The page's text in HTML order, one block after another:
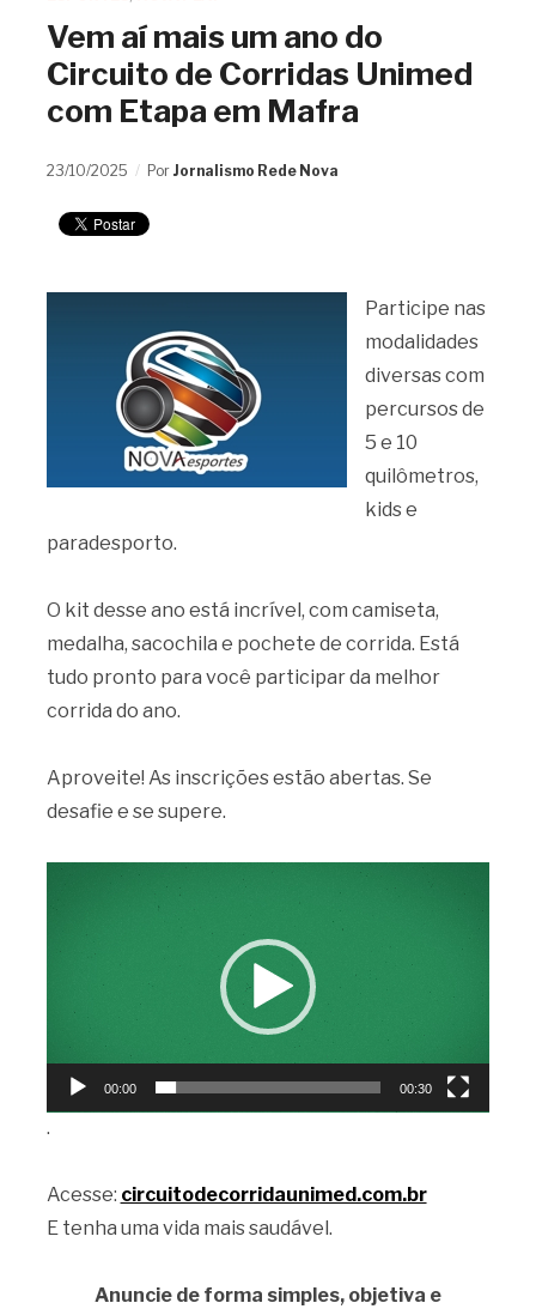
Vem aí mais um ano do
Circuito de Corridas Unimed
com Etapa em Mafra
23/10/2025 Por Jornalismo Rede Nova
Participe nas
modalidades
diversas com
percursos de
5 e 10
quilômetros,
kids e
paradesporto.
O kit desse ano está incrível, com camiseta,
medalha, sacochila e pochete de corrida. Está
tudo pronto para você participar da melhor
corrida do ano.
Aproveite! As inscrições estão abertas. Se
desafie e se supere.
Tocador
00:00 00:30
.
Acesse: circuitodecorridaunimed.com.br
E tenha uma vida mais saudável.
Anuncie de forma simples, objetiva e